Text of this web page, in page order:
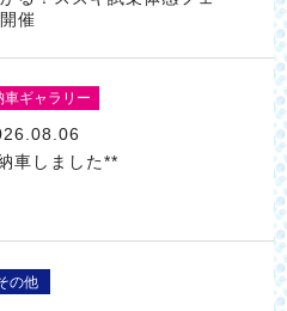
催
車ギャラリー
車しました**
の他